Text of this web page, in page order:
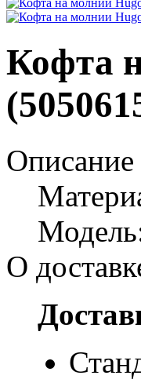
Кофта
Описание
О